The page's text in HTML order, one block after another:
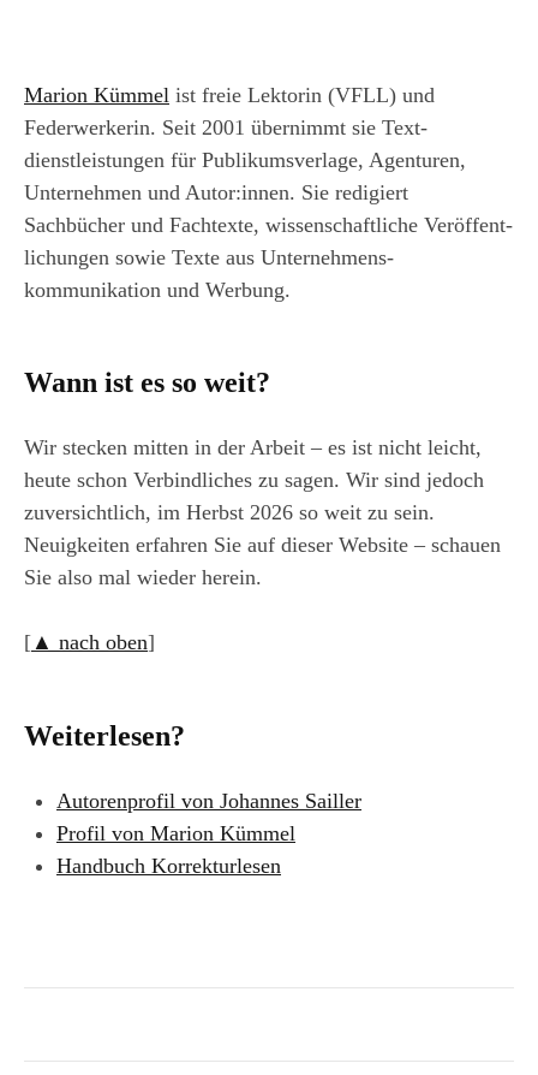
Marion Kümmel ist freie Lektorin (VFLL) und
Federwerkerin. Seit 2001 übernimmt sie Text­
dienstleistungen für Publikums­verlage, Agenturen,
Unternehmen und Autor:innen. Sie redigiert
Sachbücher und Fachtexte, wissenschaftliche Veröffent­
lichungen sowie Texte aus Unternehmens­
kommunikation und Werbung.
Wann ist es so weit?
Wir stecken mitten in der Arbeit – es ist nicht leicht,
heute schon Verbindliches zu sagen. Wir sind jedoch
zuversichtlich, im Herbst 2026 so weit zu sein.
Neuigkeiten erfahren Sie auf dieser Website – schauen
Sie also mal wieder herein.
[▲ nach oben]
Weiterlesen?
Autorenprofil von Johannes Sailler
Profil von Marion Kümmel
Handbuch Korrekturlesen